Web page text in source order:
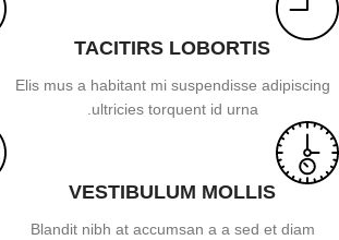
TACITIRS LOBORTIS
Elis mus a habitant mi suspendisse adipiscing
ultricies torquent id urna.
VESTIBULUM MOLLIS
Blandit nibh at accumsan a a sed et diam